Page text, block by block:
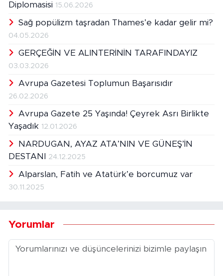
Diplomasisi 15.06.2026
Sağ popülizm taşradan Thames’e kadar gelir mi?
04.05.2026
GERÇEĞİN VE ALINTERİNİN TARAFINDAYIZ
03.03.2026
Avrupa Gazetesi Toplumun Başarısıdır
26.02.2026
Avrupa Gazete 25 Yaşında! Çeyrek Asrı Birlikte
Yaşadık 12.01.2026
NARDUGAN, AYAZ ATA’NIN VE GÜNEŞ’İN
DESTANI
24.12.2025
Alparslan, Fatih ve Atatürk’e borcumuz var
30.11.2025
Yorumlar